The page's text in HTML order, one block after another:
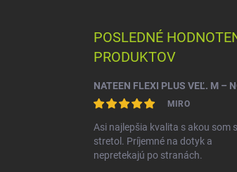
POSLEDNÉ
PRODUKTOV
MIRO
Asi najlepšia kvalita s akou som
stretol. Príjemné na dotyk a
nepretekajú po stranách.